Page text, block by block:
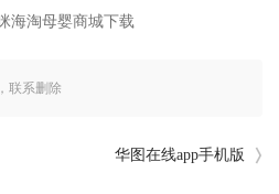
海淘母婴商城下载
联系删除
华图在线app手机版